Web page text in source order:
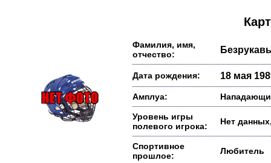
Фамилия, имя,
отчество:
Дата рождения: 18 мая
Амплуа:
Уровень игры
полевого игрока:
Нет
Спортивное
прошлое:
Любитель